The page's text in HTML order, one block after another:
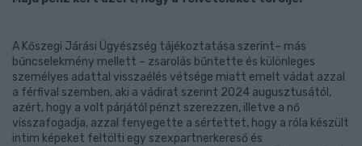
A Kőszegi Járási Ügyészség tájékoztatása szerint– más
bűncselekmény mellett – zsarolás bűntette és különleges
személyes adattal visszaélés vétsége miatt emelt vádat azzal
a férfival szemben, aki a vádirat szerint 2024 augusztusától,
azért, hogy a volt párjától pénzt szerezzen, illetve a nő
visszafogadja, azzal fenyegette a sértettet, hogy a róla készült
intim képeket feltölti egy szexpartnerkereső és